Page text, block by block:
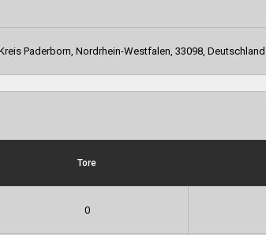
Paderborn, Nordrhein-Westfalen, 33098, Deutschland
Tore
0